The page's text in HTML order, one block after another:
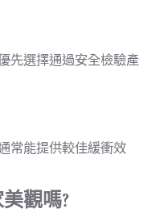
先選擇通過安全檢驗產
常能提供較佳緩衝效
觀嗎?